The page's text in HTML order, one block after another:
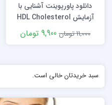
دانلود پاورپوینت آشنایی با
آزمایش HDL Cholesterol
خون
11,000 تومان 9,900 تومان
سبد خریدتان خالی است.